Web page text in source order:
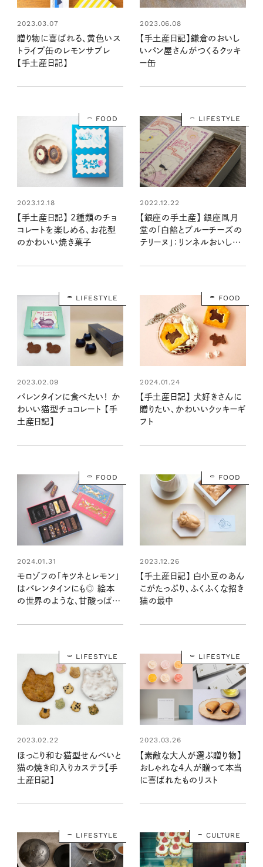
2023.03.07
贈り物に喜ばれる、黄色いス
トライプ缶のレモンサブレ
【手土産日記】
2023.06.08
【手土産日記】鎌倉のおいし
いパン屋さんがつくるクッキ
ー缶
FOOD
2023.12.18
【手土産日記】 2種類のチョ
コレートを楽しめる、お花型
のかわいい焼き菓子
LIFESTYLE
2022.12.22
【銀座の手土産】 銀座凮月
堂の「白餡とブルーチーズの
テリーヌ」：リンネルおいしい
LIFESTYLE
2023.02.09
バレンタインに食べたい！ か
わいい猫型チョコレート 【手
土産日記】
FOOD
2024.01.24
【手土産日記】 犬好きさんに
贈りたい、かわいいクッキーギ
フト
FOOD
2024.01.31
モロゾフの「キツネとレモン」
はバレンタインにも◎ 絵本
の世界のような、甘酸っぱい
FOOD
2023.12.26
【手土産日記】 白小豆のあん
こがたっぷり、ふくふくな招き
猫の最中
LIFESTYLE
2023.02.22
ほっこり和む猫型せんべいと
猫の焼き印入りカステラ【手
土産日記】
LIFESTYLE
2023.03.26
【素敵な大人が選ぶ贈り物】
おしゃれな4人が贈って本当
に喜ばれたものリスト
LIFESTYLE CULTURE